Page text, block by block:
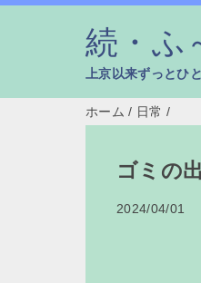
続・ふ
上京以来ずっとひ
ホーム / 日常 /
ゴミの
2024/04/01